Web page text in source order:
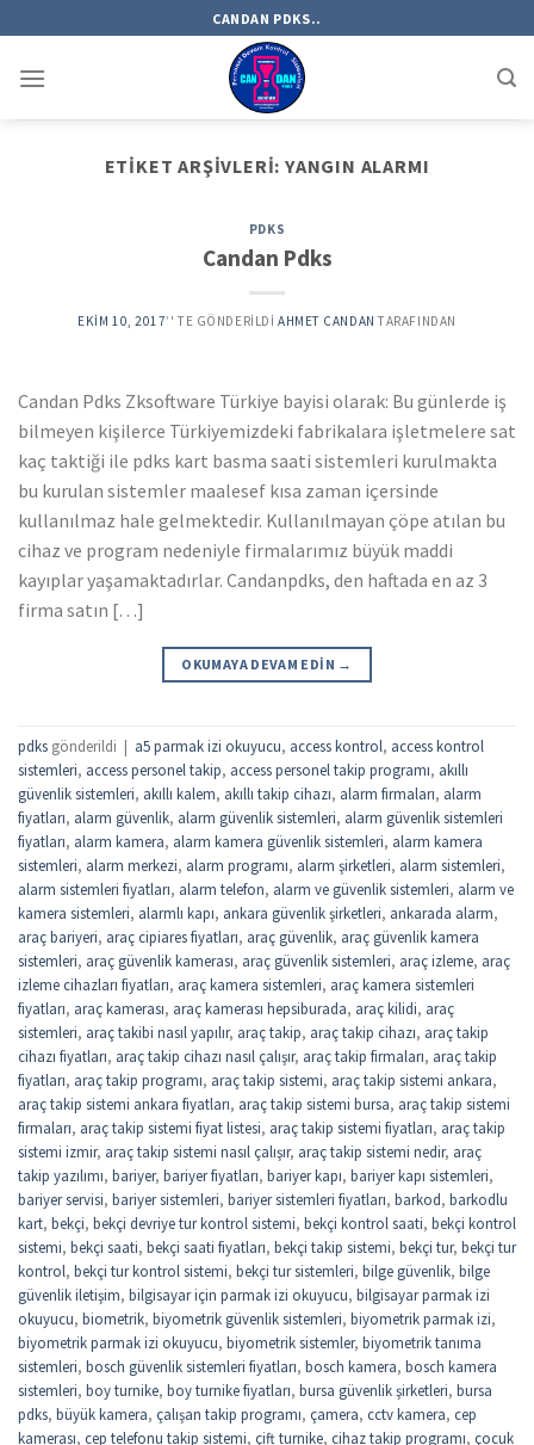
to
content
CANDAN PDKS..
ETIKET ARŞIVLERI: YANGIN ALARMI
PDKS
Candan Pdks
EKIM 10, 2017’' TE GÖNDERILDI AHMET CANDAN TARAFINDAN
Candan Pdks Zksoftware Türkiye bayisi olarak: Bu günlerde iş
bilmeyen kişilerce Türkiyemizdeki fabrikalara işletmelere sat
kaç taktiği ile pdks kart basma saati sistemleri kurulmakta
bu kurulan sistemler maalesef kısa zaman içersinde
kullanılmaz hale gelmektedir. Kullanılmayan çöpe atılan bu
cihaz ve program nedeniyle firmalarımız büyük maddi
kayıplar yaşamaktadırlar. Candanpdks, den haftada en az 3
firma satın […]
OKUMAYA DEVAM EDIN →
pdks gönderildi | a5 parmak izi okuyucu, access kontrol, access kontrol
sistemleri, access personel takip, access personel takip programı, akıllı
güvenlik sistemleri, akıllı kalem, akıllı takip cihazı, alarm firmaları, alarm
fiyatları, alarm güvenlik, alarm güvenlik sistemleri, alarm güvenlik sistemleri
fiyatları, alarm kamera, alarm kamera güvenlik sistemleri, alarm kamera
sistemleri, alarm merkezi, alarm programı, alarm şirketleri, alarm sistemleri,
alarm sistemleri fiyatları, alarm telefon, alarm ve güvenlik sistemleri, alarm ve
kamera sistemleri, alarmlı kapı, ankara güvenlik şirketleri, ankarada alarm,
araç bariyeri, araç cipiares fiyatları, araç güvenlik, araç güvenlik kamera
sistemleri, araç güvenlik kamerası, araç güvenlik sistemleri, araç izleme, araç
izleme cihazları fiyatları, araç kamera sistemleri, araç kamera sistemleri
fiyatları, araç kamerası, araç kamerası hepsiburada, araç kilidi, araç
sistemleri, araç takibi nasıl yapılır, araç takip, araç takip cihazı, araç takip
cihazı fiyatları, araç takip cihazı nasıl çalışır, araç takip firmaları, araç takip
fiyatları, araç takip programı, araç takip sistemi, araç takip sistemi ankara,
araç takip sistemi ankara fiyatları, araç takip sistemi bursa, araç takip sistemi
firmaları, araç takip sistemi fiyat listesi, araç takip sistemi fiyatları, araç takip
sistemi izmir, araç takip sistemi nasıl çalışır, araç takip sistemi nedir, araç
takip yazılımı, bariyer, bariyer fiyatları, bariyer kapı, bariyer kapı sistemleri,
bariyer servisi, bariyer sistemleri, bariyer sistemleri fiyatları, barkod, barkodlu
kart, bekçi, bekçi devriye tur kontrol sistemi, bekçi kontrol saati, bekçi kontrol
sistemi, bekçi saati, bekçi saati fiyatları, bekçi takip sistemi, bekçi tur, bekçi tur
kontrol, bekçi tur kontrol sistemi, bekçi tur sistemleri, bilge güvenlik, bilge
güvenlik iletişim, bilgisayar için parmak izi okuyucu, bilgisayar parmak izi
okuyucu, biometrik, biyometrik güvenlik sistemleri, biyometrik parmak izi,
biyometrik parmak izi okuyucu, biyometrik sistemler, biyometrik tanıma
sistemleri, bosch güvenlik sistemleri fiyatları, bosch kamera, bosch kamera
sistemleri, boy turnike, boy turnike fiyatları, bursa güvenlik şirketleri, bursa
pdks, büyük kamera, çalışan takip programı, çamera, cctv kamera, cep
kamerası, cep telefonu takip sistemi, çift turnike, cihaz takip programı, çocuk